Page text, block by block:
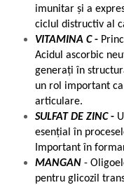
imunitar și a
ciclul distructiv al
VITAMINA C-
Acidul ascorbic
generați în
un rol important
articulare.
SULFAT DE ZINC-
esențial în
Important în
MANGAN -
pentru glicozil